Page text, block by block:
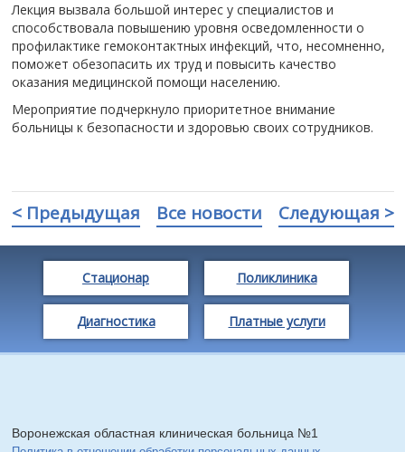
️Лекция вызвала большой интерес у специалистов и
способствовала повышению уровня осведомленности о
профилактике гемоконтактных инфекций, что, несомненно,
поможет обезопасить их труд и повысить качество
оказания медицинской помощи населению.
Мероприятие подчеркнуло приоритетное внимание
больницы к безопасности и здоровью своих сотрудников.
< Предыдущая Все новости Следующая >
Стационар Поликлиника
Диагностика Платные услуги
Воронежская областная клиническая больница №1